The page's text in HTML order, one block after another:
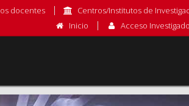
docentes
Centros/Institutos de
Inicio
Acceso